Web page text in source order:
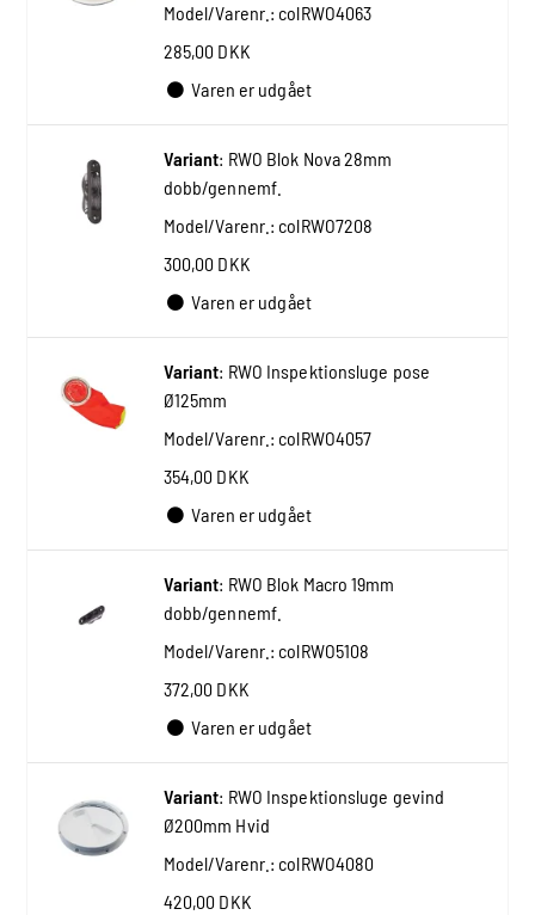
Model/Varenr.: colRWO4063
285,00 DKK
Varen er udgået
Variant: RWO Blok Nova 28mm
dobb/gennemf.
Model/Varenr.: colRWO7208
300,00 DKK
Varen er udgået
Variant: RWO Inspektionsluge pose
Ø125mm
Model/Varenr.: colRWO4057
354,00 DKK
Varen er udgået
Variant: RWO Blok Macro 19mm
dobb/gennemf.
Model/Varenr.: colRWO5108
372,00 DKK
Varen er udgået
Variant: RWO Inspektionsluge gevind
Ø200mm Hvid
Model/Varenr.: colRWO4080
420,00 DKK